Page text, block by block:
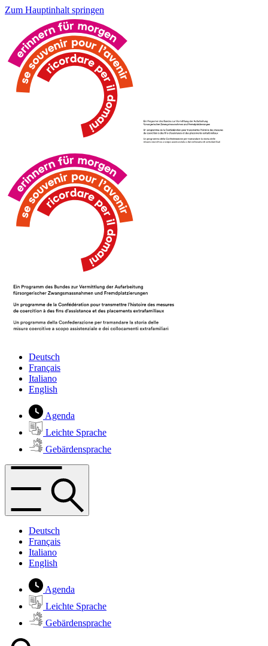
Zum Hauptinhalt springen
Deutsch
Français
Italiano
English
Agenda
Leichte Sprache
Gebärdensprache
Deutsch
Français
Italiano
English
Agenda
Leichte Sprache
Gebärdensprache